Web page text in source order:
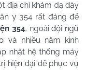
địa chỉ khám dạ dày
y 354 rất đáng để
354, ngoài đội ngũ
và nhiều năm kinh
nhật hệ thống máy
hiện đại để phục vụ